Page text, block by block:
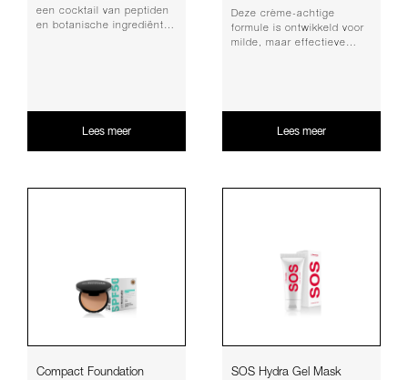
een cocktail van peptiden
en botanische ingrediënten
Lees meer
Deze crème-achtige
formule is ontwikkeld voor
milde, maar effectieve
Lees meer
Compact Foundation
SOS Hydra Gel Mask